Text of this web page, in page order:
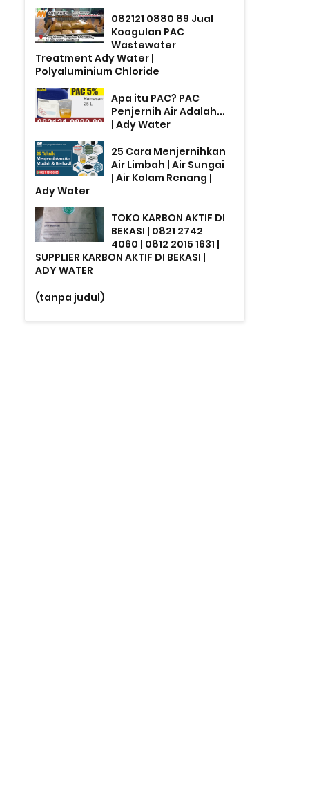
082121 0880 89 Jual
Koagulan PAC
Wastewater
Treatment Ady Water |
Polyaluminium Chloride
Apa itu PAC? PAC
Penjernih Air Adalah...
| Ady Water
25 Cara Menjernihkan
Air Limbah | Air Sungai
| Air Kolam Renang |
Ady Water
TOKO KARBON AKTIF DI
BEKASI | 0821 2742
4060 | 0812 2015 1631 |
SUPPLIER KARBON AKTIF DI BEKASI |
ADY WATER
(tanpa judul)